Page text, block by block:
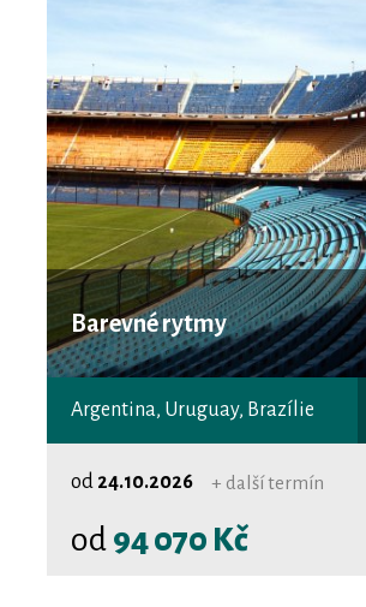
Barevné rytmy
Argentina, Uruguay, Brazílie
od 24.10.2026 + další termín
od 94 070 Kč